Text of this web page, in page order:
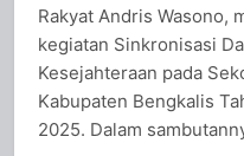
Rakyat Andris Wasono,
kegiatan Sinkronisasi
Kesejahteraan pada
Kabupaten Bengkalis
2025. Dalam